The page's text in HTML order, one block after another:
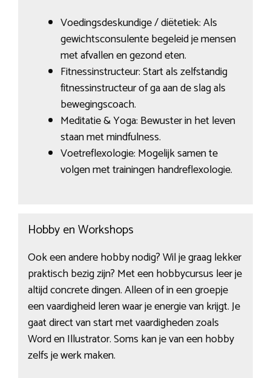
Voedingsdeskundige / diëtetiek: Als
gewichtsconsulente begeleid je mensen
met afvallen en gezond eten.
Fitnessinstructeur: Start als zelfstandig
fitnessinstructeur of ga aan de slag als
bewegingscoach.
Meditatie & Yoga: Bewuster in het leven
staan met mindfulness.
Voetreflexologie: Mogelijk samen te
volgen met trainingen handreflexologie.
Hobby en Workshops
Ook een andere hobby nodig? Wil je graag lekker
praktisch bezig zijn? Met een hobbycursus leer je
altijd concrete dingen. Alleen of in een groepje
een vaardigheid leren waar je energie van krijgt. Je
gaat direct van start met vaardigheden zoals
Word en Illustrator. Soms kan je van een hobby
zelfs je werk maken.